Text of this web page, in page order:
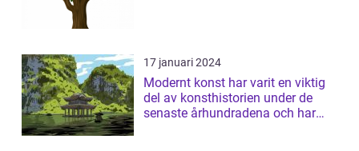
17 januari 2024
Modernt konst har varit en viktig
del av konsthistorien under de
senaste århundradena och har